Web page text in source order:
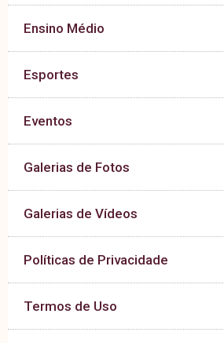
Ensino Médio
Esportes
Eventos
Galerias de Fotos
Galerias de Vídeos
Políticas de Privacidade
Termos de Uso